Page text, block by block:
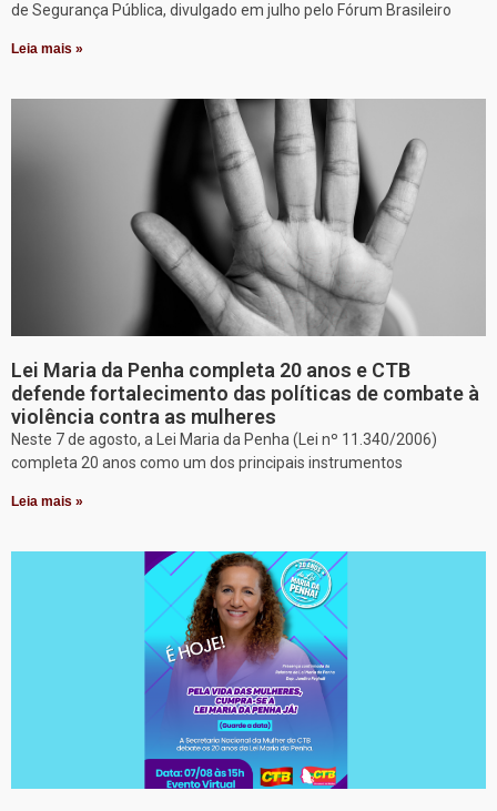
de Segurança Pública, divulgado em julho pelo Fórum Brasileiro
Leia mais »
Lei Maria da Penha completa 20 anos e CTB
defende fortalecimento das políticas de combate à
violência contra as mulheres
Neste 7 de agosto, a Lei Maria da Penha (Lei nº 11.340/2006)
completa 20 anos como um dos principais instrumentos
Leia mais »